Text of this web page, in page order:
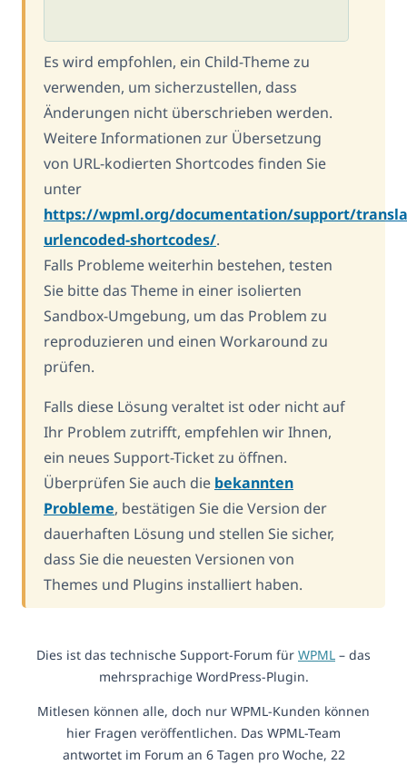
Es wird empfohlen, ein Child-Theme zu
verwenden, um sicherzustellen, dass
Änderungen nicht überschrieben werden.
Weitere Informationen zur Übersetzung
von URL-kodierten Shortcodes finden Sie
unter
https://wpml.org/documentation/support/
urlencoded-shortcodes/.
Falls Probleme weiterhin bestehen, testen
Sie bitte das Theme in einer isolierten
Sandbox-Umgebung, um das Problem zu
reproduzieren und einen Workaround zu
prüfen.
Falls diese Lösung veraltet ist oder nicht auf
Ihr Problem zutrifft, empfehlen wir Ihnen,
ein neues Support-Ticket zu öffnen.
Überprüfen Sie auch die bekannten
Probleme, bestätigen Sie die Version der
dauerhaften Lösung und stellen Sie sicher,
dass Sie die neuesten Versionen von
Themes und Plugins installiert haben.
Dies ist das technische Support-Forum für WPML – das
mehrsprachige WordPress-Plugin.
Mitlesen können alle, doch nur WPML-Kunden können
hier Fragen veröffentlichen. Das WPML-Team
antwortet im Forum an 6 Tagen pro Woche, 22